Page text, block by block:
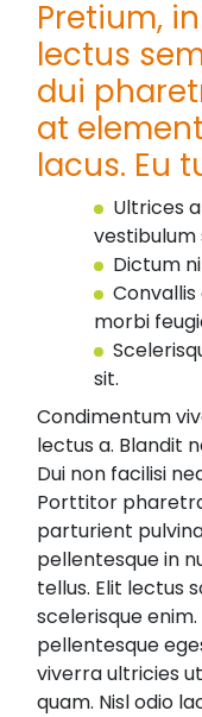
Pretium,
lectus
dui
at
lacus. Eu
Ultrices
vestibulum
Dictum
morbi
sit.
Condimentum
lectus a. Blandit
Dui non facilisi
Porttitor
parturient
pellentesque in
tellus. Elit lectus
scelerisque
pellentesque
viverra ultricies
quam. Nisl odio